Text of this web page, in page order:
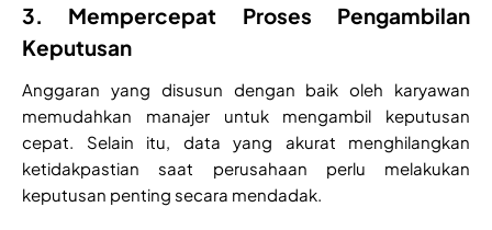
3. Mempercepat Proses Pengambilan
Keputusan
Anggaran yang disusun dengan baik oleh karyawan
memudahkan manajer untuk mengambil keputusan
cepat. Selain itu, data yang akurat menghilangkan
ketidakpastian saat perusahaan perlu melakukan
keputusan penting secara mendadak.